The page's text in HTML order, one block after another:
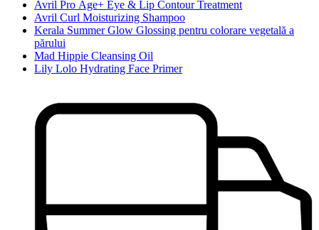
Avril Pro Âge+ Eye & Lip Contour Treatment
Avril Curl Moisturizing Shampoo
Kerala Summer Glow Glossing pentru colorare vegetală a
părului
Mad Hippie Cleansing Oil
Lily Lolo Hydrating Face Primer